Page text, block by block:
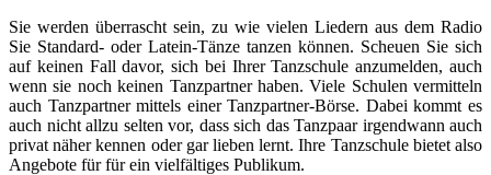
Sie werden überrascht sein, zu wie vielen Liedern aus dem Radio
Sie Standard- oder Latein-Tänze tanzen können. Scheuen Sie sich
auf keinen Fall davor, sich bei Ihrer Tanzschule anzumelden, auch
wenn sie noch keinen Tanzpartner haben. Viele Schulen vermitteln
auch Tanzpartner mittels einer Tanzpartner-Börse. Dabei kommt es
auch nicht allzu selten vor, dass sich das Tanzpaar irgendwann auch
privat näher kennen oder gar lieben lernt. Ihre Tanzschule bietet also
Angebote für für ein vielfältiges Publikum.